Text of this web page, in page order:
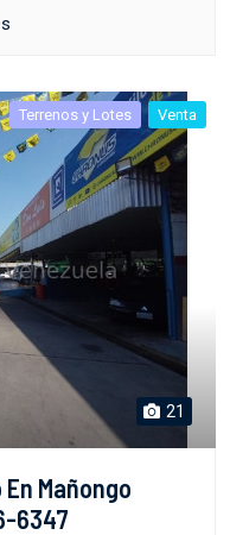
Terrenos y Lotes Venta
21
Mañongo
6347